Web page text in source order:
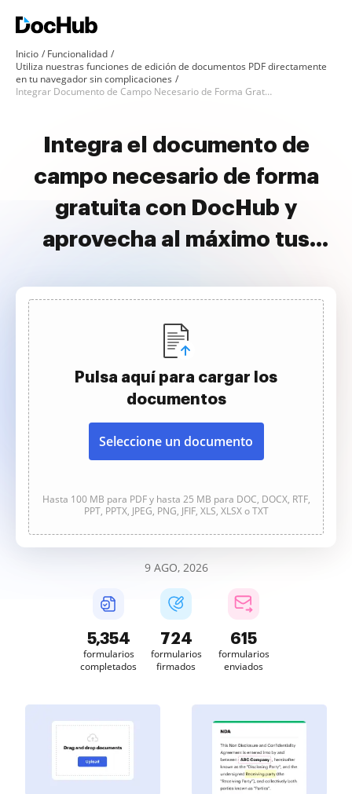
Inicio
Funcionalidad
Utiliza nuestras funciones de edición de documentos PDF directamente
en tu navegador sin complicaciones
Integrar Documento de Campo Necesario de Forma Gratuita
Integra el documento de
campo necesario de forma
gratuita con DocHub y
aprovecha al máximo tus
Pulsa aquí para cargar los
documentos
Seleccione un documento
Hasta 100 MB para PDF y hasta 25 MB para DOC, DOCX, RTF,
PPT, PPTX, JPEG, PNG, JFIF, XLS, XLSX o TXT
9 AGO, 2026
5,354
formularios
completados
724
formularios
firmados
615
formularios
enviados